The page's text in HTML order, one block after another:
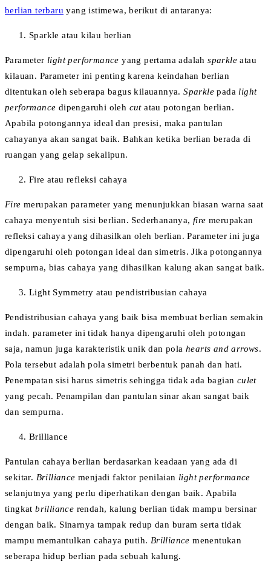
berlian terbaru yang istimewa, berikut di antaranya:
Sparkle atau kilau berlian
Parameter light performanceyang pertama adalahsparkleatau
kilauan. Parameter ini penting karena keindahan berlian
ditentukan oleh seberapa bagus kilauannya.Sparklepada light
performance dipengaruhi oleh cutatau potongan berlian.
Apabila potongannya ideal dan presisi, maka pantulan
cahayanya akan sangat baik. Bahkan ketika berlian berada di
ruangan yang gelap sekalipun.
Fire atau refleksi cahaya
Fire merupakan parameter yang menunjukkan biasan warna saat
cahaya menyentuh sisi berlian. Sederhananya, fire merupakan
refleksi cahaya yang dihasilkan oleh berlian. Parameter ini juga
dipengaruhi oleh potongan ideal dan simetris. Jika potongannya
sempurna, bias cahaya yang dihasilkan kalung akan sangat baik.
Light Symmetry atau pendistribusian cahaya
Pendistribusian cahaya yang baik bisa membuat berlian semakin
indah. parameter ini tidak hanya dipengaruhi oleh potongan
saja, namun juga karakteristik unik dan pola hearts and arrows.
Pola tersebut adalah pola simetri berbentuk panah dan hati.
Penempatan sisi harus simetris sehingga tidak ada bagian culet
yang pecah. Penampilan dan pantulan sinar akan sangat baik
dan sempurna.
Brilliance
Pantulan cahaya berlian berdasarkan keadaan yang ada di
sekitar. Brilliancemenjadi faktor penilaian light performance
selanjutnya yang perlu diperhatikan dengan baik. Apabila
tingkatbrilliance rendah, kalung berlian tidak mampu bersinar
dengan baik. Sinarnya tampak redup dan buram serta tidak
mampu memantulkan cahaya putih. Brilliancemenentukan
seberapa hidup berlian pada sebuah kalung.